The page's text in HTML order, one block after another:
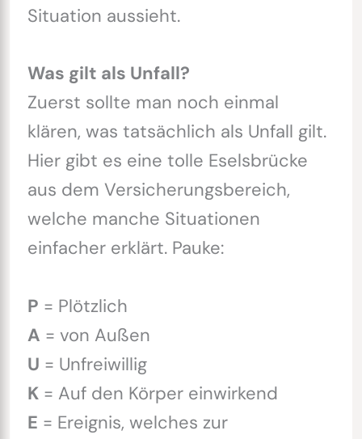
Situation aussieht.
Was gilt als Unfall?
Zuerst sollte man noch einmal
klären, was tatsächlich als Unfall gilt.
Hier gibt es eine tolle Eselsbrücke
aus dem Versicherungsbereich,
welche manche Situationen
einfacher erklärt. Pauke:
P = Plötzlich
A = von Außen
U = Unfreiwillig
K= Auf den Körper einwirkend
E = Ereignis, welches zur